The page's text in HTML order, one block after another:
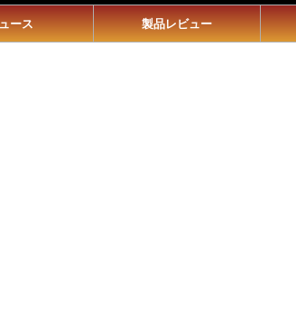
ース 製品レビュー